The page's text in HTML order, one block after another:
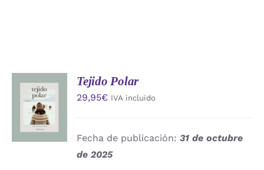
AÑADIR
AL
CARRITO
/
DETALLES
Tejido Polar
29,95€ IVA incluido
Fecha de publicación:31 de octubre
de 2025